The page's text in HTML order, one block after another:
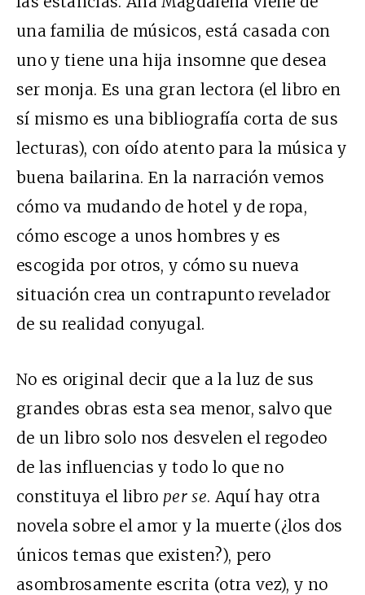
una familia de músicos, está casada con
uno y tiene una hija insomne que desea
ser monja. Es una gran lectora (el libro en
sí mismo es una bibliografía corta de sus
lecturas), con oído atento para la música y
buena bailarina. En la narración vemos
cómo va mudando de hotel y de ropa,
cómo escoge a unos hombres y es
escogida por otros, y cómo su nueva
situación crea un contrapunto revelador
de su realidad conyugal.
No es original decir que a la luz de sus
grandes obras esta sea menor, salvo que
de un libro solo nos desvelen el regodeo
de las influencias y todo lo que no
constituya el libro per se. Aquí hay otra
novela sobre el amor y la muerte (¿los dos
únicos temas que existen?), pero
asombrosamente escrita (otra vez), y no